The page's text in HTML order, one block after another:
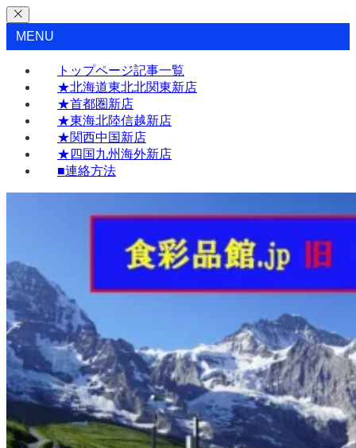
MENU
トップページ記事一覧
★北海道東北北関東新店
★首都圏新店
★東海北陸信越新店
★関西中国新店
★四国九州海外新店
■連絡方法